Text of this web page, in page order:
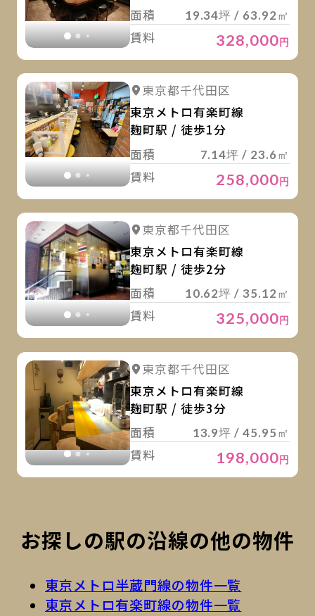
面積
19.34坪 / 63.92㎡
賃料 328,000円
詳細を見る
東京都千代田区
東京メトロ有楽町線
麹町駅 / 徒歩1分
面積
7.14坪 / 23.6㎡
賃料 258,000円
詳細を見る
東京都千代田区
東京メトロ有楽町線
麹町駅 / 徒歩2分
面積
10.62坪 / 35.12㎡
賃料 325,000円
詳細を見る
東京都千代田区
東京メトロ有楽町線
麹町駅 / 徒歩3分
面積
13.9坪 / 45.95㎡
賃料 198,000円
お探しの駅の沿線の他の物件
東京メトロ半蔵門線の物件一覧
東京メトロ有楽町線の物件一覧